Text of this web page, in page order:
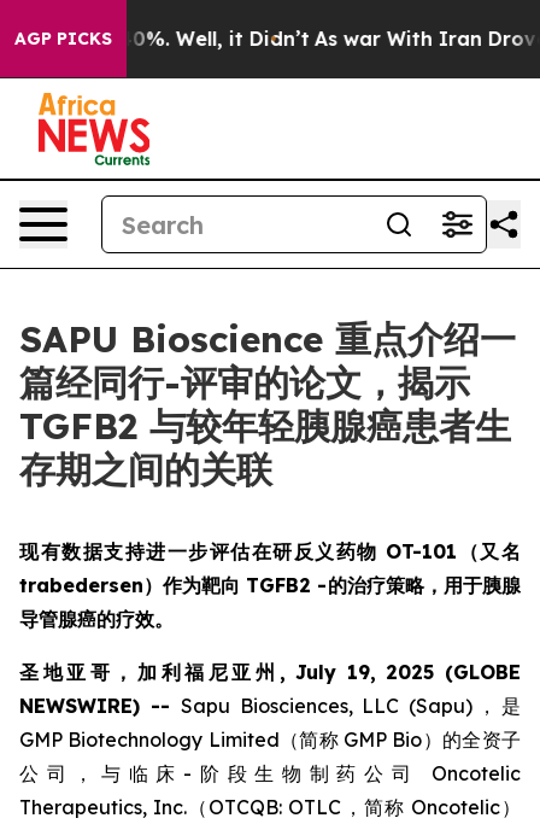
AGP PICKS40%. Well, it Didn’t As war With Iran Drove
SAPU Bioscience 重点介绍一
篇经同行-评审的论文，揭示
TGFB2 与较年轻胰腺癌患者生
存期之间的关联
现有数据支持进一步评估在研反义药物 OT-101（又名
trabedersen）作为靶向 TGFB2 -的治疗策略，用于胰腺
导管腺癌的疗效。
圣地亚哥，加利福尼亚州, July 19, 2025 (GLOBE
NEWSWIRE) -- Sapu Biosciences, LLC (Sapu)，是
GMP Biotechnology Limited（简称 GMP Bio）的全资子
公司，与临床-阶段生物制药公司 Oncotelic
Therapeutics, Inc.（OTCQB: OTLC，简称 Oncotelic）